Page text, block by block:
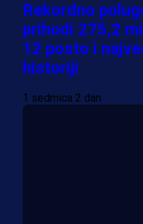
Rekordno
prihodi 275,2
12 posto i
historiji
1 sedmica 2 dan